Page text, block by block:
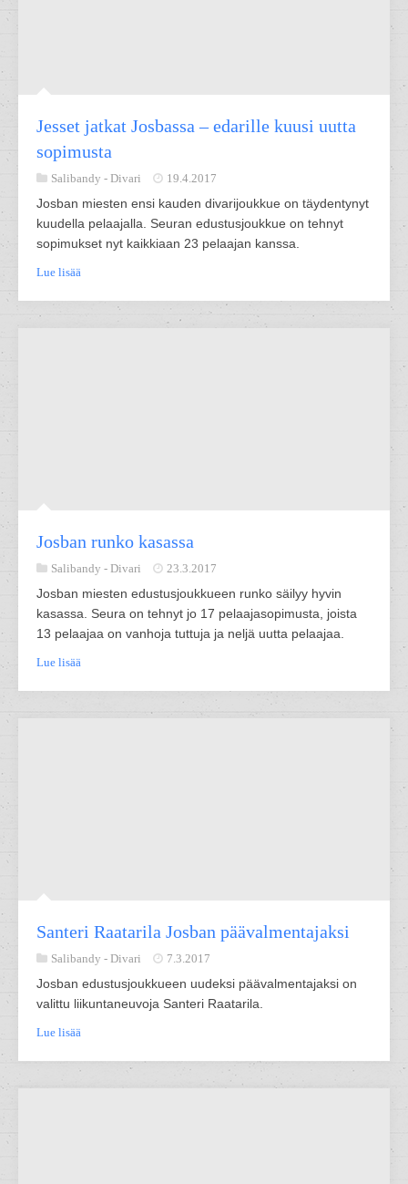
Jesset jatkat Josbassa – edarille kuusi uutta
sopimusta
Salibandy - Divari 19.4.2017
Josban miesten ensi kauden divarijoukkue on täydentynyt
kuudella pelaajalla. Seuran edustusjoukkue on tehnyt
sopimukset nyt kaikkiaan 23 pelaajan kanssa.
Lue lisää
Josban runko kasassa
Salibandy - Divari 23.3.2017
Josban miesten edustusjoukkueen runko säilyy hyvin
kasassa. Seura on tehnyt jo 17 pelaajasopimusta, joista
13 pelaajaa on vanhoja tuttuja ja neljä uutta pelaajaa.
Lue lisää
Santeri Raatarila Josban päävalmentajaksi
Salibandy - Divari 7.3.2017
Josban edustusjoukkueen uudeksi päävalmentajaksi on
valittu liikuntaneuvoja Santeri Raatarila.
Lue lisää